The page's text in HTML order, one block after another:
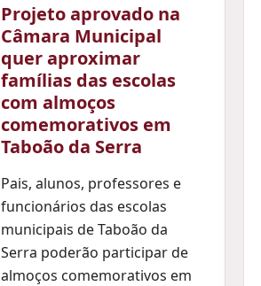
Projeto aprovado na
Câmara Municipal
quer aproximar
famílias das escolas
com almoços
comemorativos em
Taboão da Serra
Pais, alunos, professores e
funcionários das escolas
municipais de Taboão da
Serra poderão participar de
almoços comemorativos em